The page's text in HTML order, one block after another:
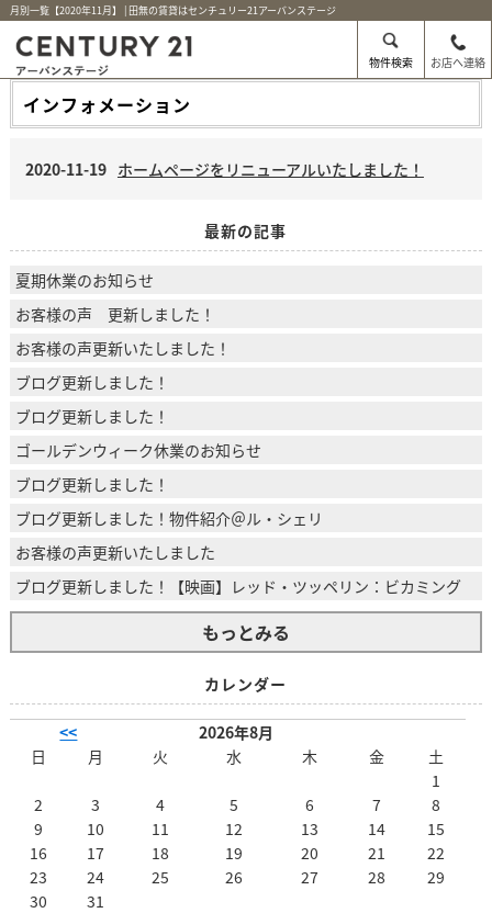
月別一覧【2020年11月】 | 田無の賃貸はセンチュリー21アーバンステージ
物件検索 お店へ連絡
インフォメーション
2020-11-19 ホームページをリニューアルいたしました！
最新の記事
夏期休業のお知らせ
お客様の声 更新しました！
お客様の声更新いたしました！
ブログ更新しました！
ブログ更新しました！
ゴールデンウィーク休業のお知らせ
ブログ更新しました！
ブログ更新しました！物件紹介＠ル・シェリ
お客様の声更新いたしました
ブログ更新しました！【映画】レッド・ツッペリン：ビカミング
もっとみる
カレンダー
<<
2026年8月
日
月 火 水 木 金
土
1
2
3 4 5 6 7
8
9
10 11 12 13 14
15
16
17 18 19 20 21
22
23
24 25 26 27 28
29
30
31